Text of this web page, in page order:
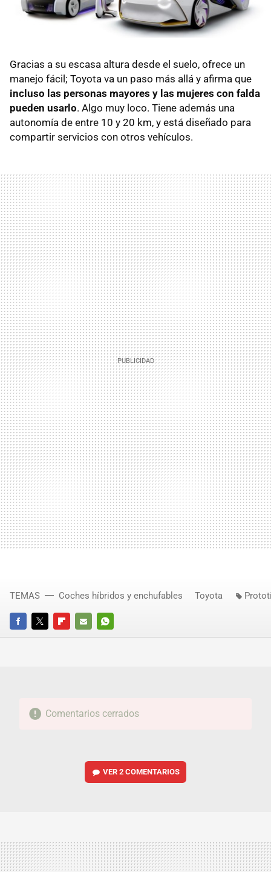
Gracias a su escasa altura desde el suelo, ofrece un
manejo fácil; Toyota va un paso más allá y afirma que
incluso las personas mayores y las mujeres con falda
pueden usarlo. Algo muy loco. Tiene además una
autonomía de entre 10 y 20 km, y está diseñado para
compartir servicios con otros vehículos.
FACEBOOKTWITTERFLIPBOARD
E-
WHATSAPP
TEMAS Coches híbridos y enchufables Toyota
Comentarios cerrados
VER2 COMENTARIOS